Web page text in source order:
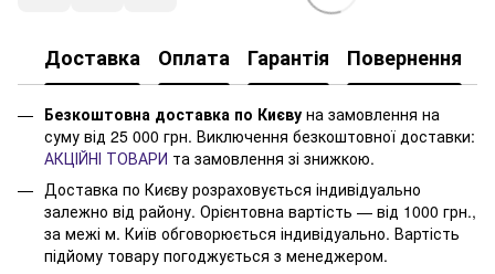
Доставка Оплата Гарантія Повернення
Безкоштовна доставка по Києву на замовлення на
суму від 25 000 грн. Виключення безкоштовної доставки:
АКЦІЙНІ ТОВАРИ та замовлення зі знижкою.
Доставка по Києву розраховується індивідуально
залежно від району. Орієнтовна вартість — від 1000 грн.,
за межі м. Київ обговорюється індивідуально. Вартість
підйому товару погоджується з менеджером.